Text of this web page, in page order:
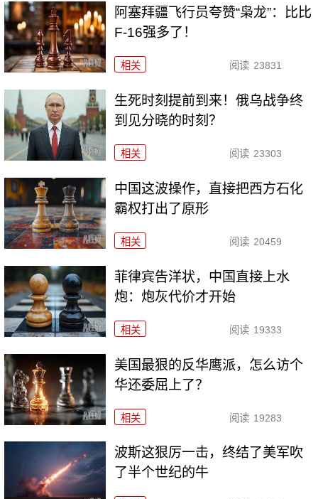
阿塞拜疆飞行员夸赞“枭龙”：比比
F-16强多了！
相关 阅读 23831
生死时刻提前到来！俄乌战争终
到见分晓的时刻？
相关 阅读 23303
中国这波操作，直接把西方石化
霸权打出了原形
相关 阅读 20459
菲律宾告洋状，中国直接上水
炮：炮灰代价才开始
相关 阅读 19333
美国最狠的反华鹰派，怎么访个
华还委屈上了？
相关 阅读 19283
波斯这狠厉一击，终结了美军吹
了半个世纪的牛